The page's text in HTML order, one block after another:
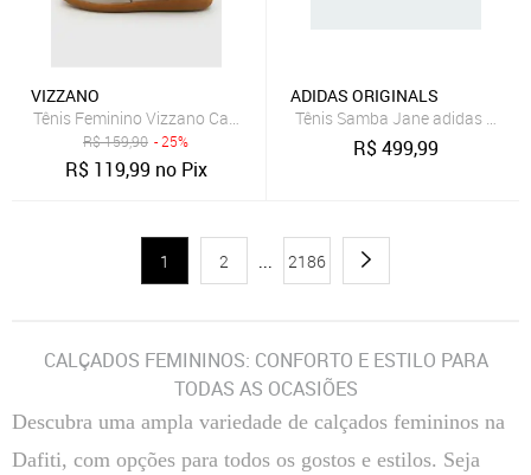
VIZZANO
Tênis Feminino Vizzano Cano Baixo Bege
R$159,90 - 25%
R$ 119,99 no Pix
ADIDAS ORIGINALS
Tênis Samba Jane adidas
R$499,99
1 2 2186
CALÇADOS FEMININOS: CONFORTO E ESTILO PARA
TODAS AS OCASIÕES
Descubra uma ampla variedade de calçados femininos na
Dafiti, com opções para todos os gostos e estilos. Seja